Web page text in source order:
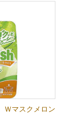
マスクメロン